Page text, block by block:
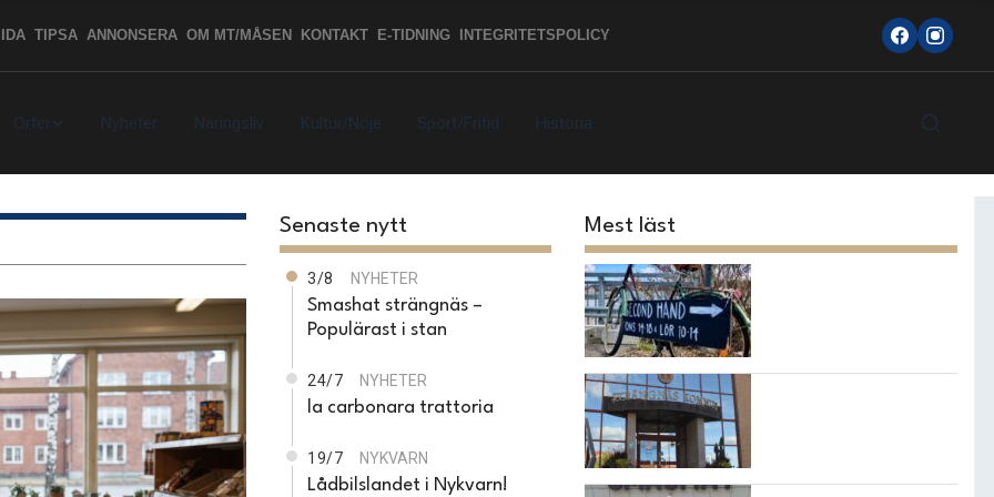
TIPSA ANNONSERA OM MT/MÅSEN KONTAKT E-TIDNING INTEGRITETSPOLICY
Orter Nyheter Näringsliv Kultur/Nöje Sport/Fritid Historia
Senaste nytt
3/8 NYHETER
Smashat strängnäs –
Populärast i stan
24/7 NYHETER
la carbonara trattoria
19/7 NYKVARN
Lådbilslandet i Nykvarn!
Mest läst